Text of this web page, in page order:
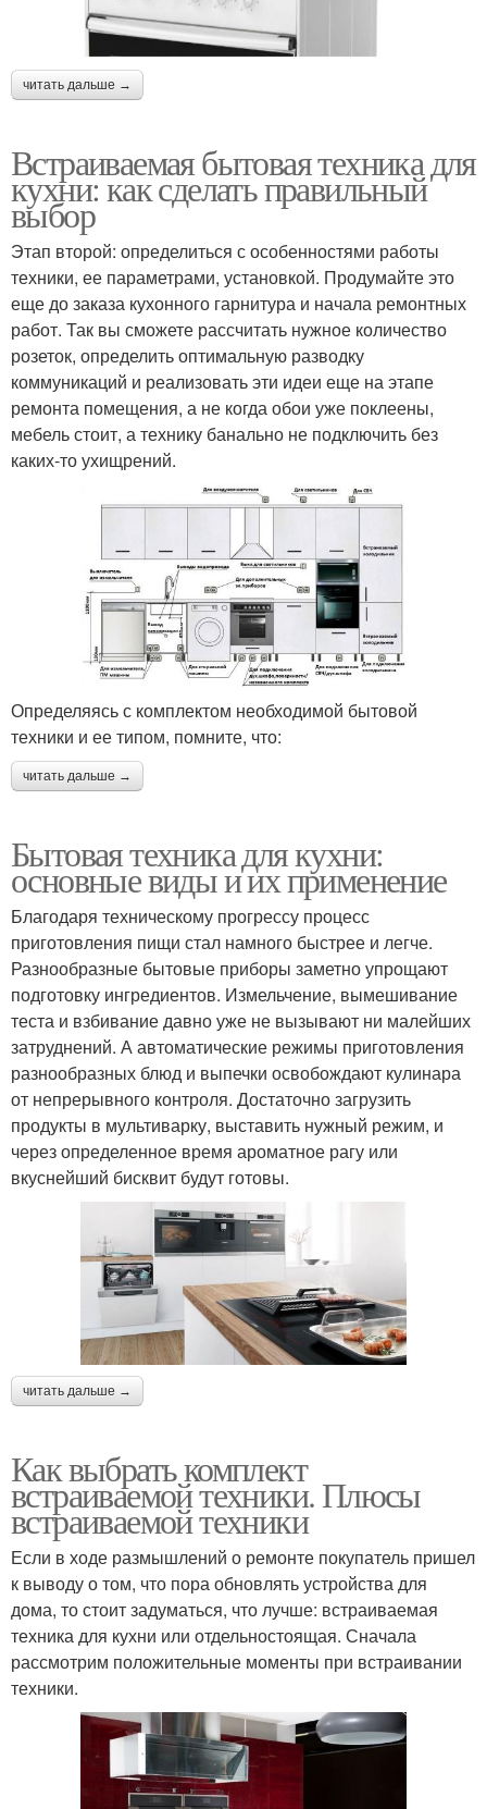
читать дальше →
Встраиваемая бытовая техника для
кухни: как сделать правильный
выбор
Этап второй: определиться с особенностями работы
техники, ее параметрами, установкой. Продумайте это
еще до заказа кухонного гарнитура и начала ремонтных
работ. Так вы сможете рассчитать нужное количество
розеток, определить оптимальную разводку
коммуникаций и реализовать эти идеи еще на этапе
ремонта помещения, а не когда обои уже поклеены,
мебель стоит, а технику банально не подключить без
каких-то ухищрений.
Определяясь с комплектом необходимой бытовой
техники и ее типом, помните, что:
читать дальше →
Бытовая техника для кухни:
основные виды и их применение
Благодаря техническому прогрессу процесс
приготовления пищи стал намного быстрее и легче.
Разнообразные бытовые приборы заметно упрощают
подготовку ингредиентов. Измельчение, вымешивание
теста и взбивание давно уже не вызывают ни малейших
затруднений. А автоматические режимы приготовления
разнообразных блюд и выпечки освобождают кулинара
от непрерывного контроля. Достаточно загрузить
продукты в мультиварку, выставить нужный режим, и
через определенное время ароматное рагу или
вкуснейший бисквит будут готовы.
читать дальше →
Как выбрать комплект
встраиваемой техники. Плюсы
встраиваемой техники
Если в ходе размышлений о ремонте покупатель пришел
к выводу о том, что пора обновлять устройства для
дома, то стоит задуматься, что лучше: встраиваемая
техника для кухни или отдельностоящая. Сначала
рассмотрим положительные моменты при встраивании
техники.